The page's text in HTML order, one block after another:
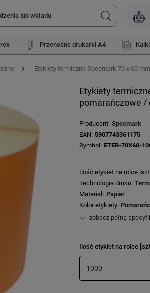
Przenośne drukarki A4
Etykiety termiczne Specmark 70 x 60
Etykiety
pomarańczowe /
Producent Specmark
EAN 5907743361175
Symbol
ETER-70X60-
Ilość etykiet na rolce [szt]
Technologia druku
Materiał Papier
Kolor etykiety
zobacz pełną
Ilość etykiet na rolce [szt]
1000